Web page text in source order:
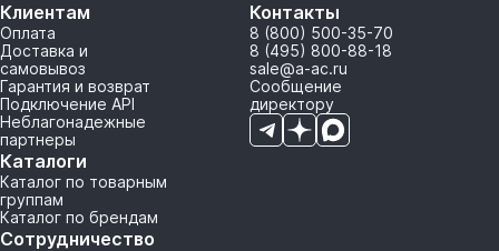
Клиентам
Оплата
Доставка и
самовывоз
Гарантия и возврат
Подключение API
Неблагонадежные
партнеры
Каталоги
Каталог по товарным
группам
Каталог по брендам
Сотрудничество
Контакты
8 (800) 500-35-70
8 (495) 800-88-18
sale@a-ac.ru
Сообщение
директору